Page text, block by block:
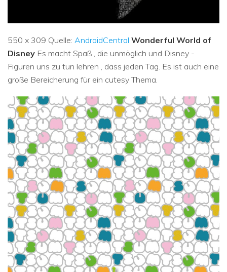
550 x 309 Quelle: AndroidCentral Wonderful World of
Disney Es macht Spaß , die unmöglich und Disney -
Figuren uns zu tun lehren , dass jeden Tag. Es ist auch eine
große Bereicherung für ein cutesy Thema.